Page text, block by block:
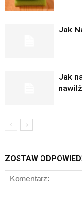
Jak
Jak
ZOSTAW